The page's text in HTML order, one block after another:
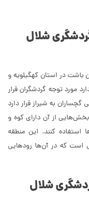
شلال
باشت در استان کهگیلویه و
مورد توجه گردشگران قرار
به شیراز قرار دارد
از آن دارای کوه و
استفاده کنند. این منطقه
است که در آن‌ها رودهایی
شلال